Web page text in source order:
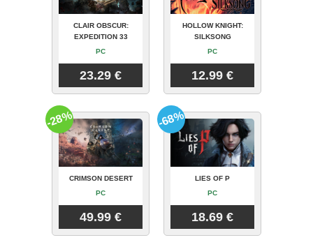
CLAIR OBSCUR:
EXPEDITION 33
PC
23.29 €
HOLLOW KNIGHT:
SILKSONG
PC
12.99 €
CRIMSON DESERT
PC
49.99 €
-28%
LIES OF P
PC
18.69 €
-68%